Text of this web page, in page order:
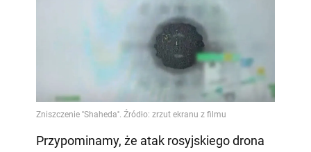
Przypominamy, że atak rosyjskiego drona